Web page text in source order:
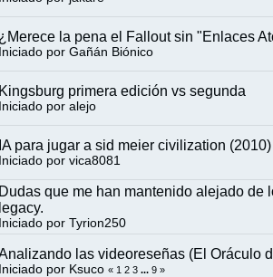
¿Merece la pena el Fallout sin "Enlaces
Iniciado por Gañán Biónico
Kingsburg primera edición vs segunda
Iniciado por alejo
IA para jugar a sid meier civilization (2010)
Iniciado por vica8081
Dudas que me han mantenido alejado de
legacy.
Iniciado por Tyrion250
las videoreseñas (El Oráculo
Iniciado por Ksuco « 1 2 3 ... 9 »